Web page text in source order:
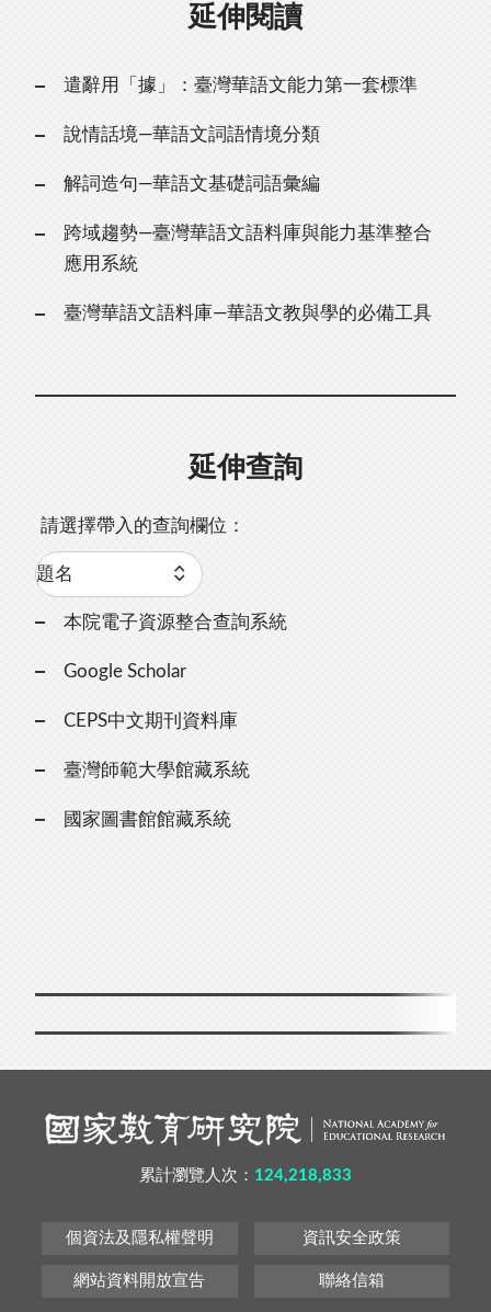
延伸閱讀
遣辭用「據」：臺灣華語文能力第一套標準
說情話境—華語文詞語情境分類
解詞造句—華語文基礎詞語彙編
跨域趨勢—臺灣華語文語料庫與能力基準整合
應用系統
臺灣華語文語料庫—華語文教與學的必備工具
延伸查詢
請選擇帶入的查詢欄位：
本院電子資源整合查詢系統
Google Scholar
CEPS中文期刊資料庫
臺灣師範大學館藏系統
國家圖書館館藏系統
累計瀏覽人次： 124,218,833
個資法及隱私權聲明 資訊安全政策
網站資料開放宣告 聯絡信箱